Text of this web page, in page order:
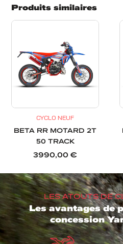
Produits similaires
CYCLO NEUF
BETA RR MOTARD 2T
50 TRACK
3990,00€
LES ATOUTS DE
Les avantages de
concession